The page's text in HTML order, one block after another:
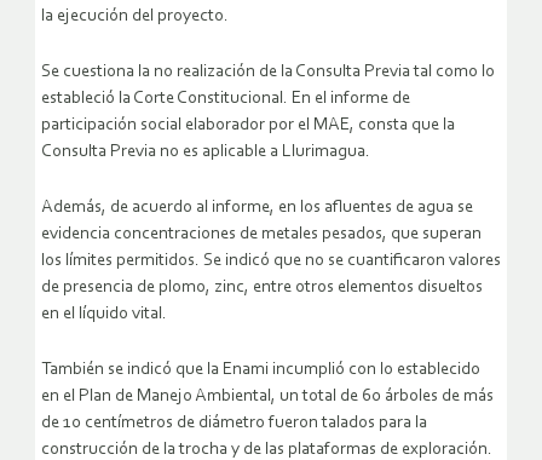
la ejecución del proyecto.
Se cuestiona la no realización de la Consulta Previa tal como lo
estableció la Corte Constitucional. En el informe de
participación social elaborador por el MAE, consta que la
Consulta Previa no es aplicable a Llurimagua.
Además, de acuerdo al informe, en los afluentes de agua se
evidencia concentraciones de metales pesados, que superan
los límites permitidos. Se indicó que no se cuantificaron valores
de presencia de plomo, zinc, entre otros elementos disueltos
en el líquido vital.
También se indicó que la Enami incumplió con lo establecido
en el Plan de Manejo Ambiental, un total de 60 árboles de más
de 10 centímetros de diámetro fueron talados para la
construcción de la trocha y de las plataformas de exploración.